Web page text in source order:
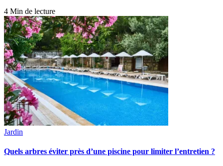
4 Min de lecture
Jardin
Quels arbres éviter près d’une piscine pour limiter l’entretien ?